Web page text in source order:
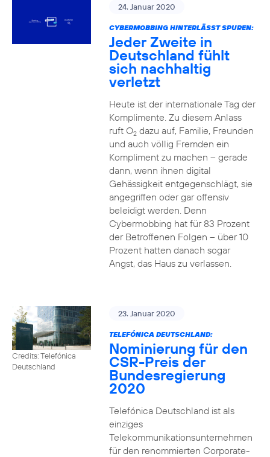
24. Januar 2020
CYBERMOBBING HINTERLÄSST SPUREN:
Jeder Zweite in
Deutschland fühlt
sich nachhaltig
verletzt
Heute ist der internationale Tag der
Komplimente. Zu diesem Anlass
ruft O2dazu auf, Familie, Freunden
und auch völlig Fremden ein
Kompliment zu machen – gerade
dann, wenn ihnen digital
Gehässigkeit entgegenschlägt, sie
angegriffen oder gar offensiv
beleidigt werden. Denn
Cybermobbing hat für 83 Prozent
der Betroffenen Folgen – über 10
Prozent hatten danach sogar
Angst, das Haus zu verlassen.
Credits: Telefónica
Deutschland
23. Januar 2020
TELEFÓNICA DEUTSCHLAND:
Nominierung für den
CSR-Preis der
Bundesregierung
2020
Telefónica Deutschland ist als
einziges
Telekommunikationsunternehmen
für den renommierten Corporate-